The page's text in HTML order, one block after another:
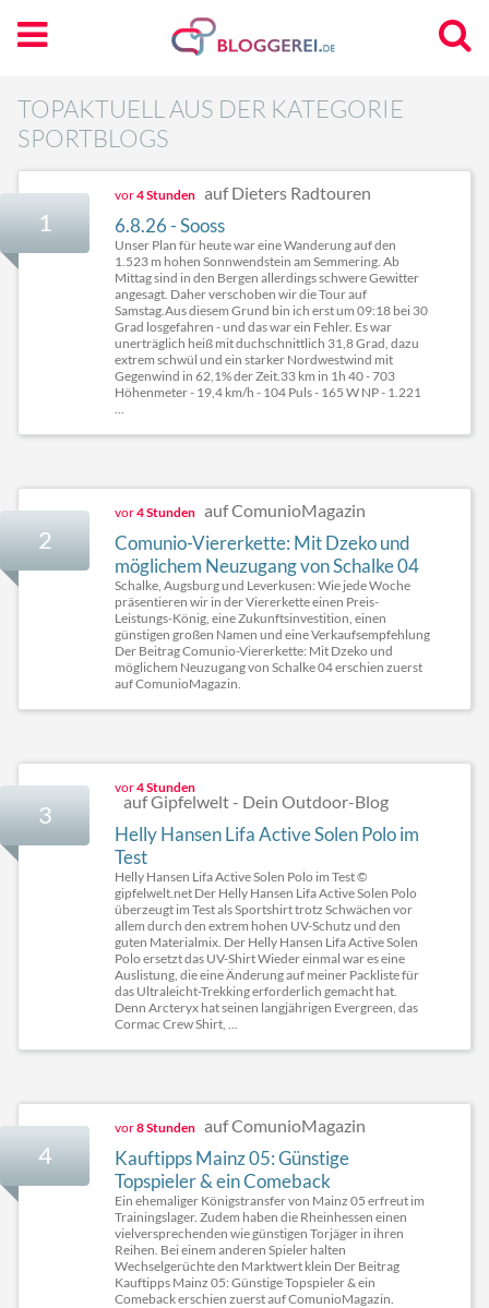
TOPAKTUELL AUS DER KATEGORIE
SPORTBLOGS
1
vor4 Stunden auf Dieters Radtouren
6.8.26 - Sooss
Unser Plan für heute war eine Wanderung auf den
1.523 m hohen Sonnwendstein am Semmering. Ab
Mittag sind in den Bergen allerdings schwere Gewitter
angesagt. Daher verschoben wir die Tour auf
Samstag.Aus diesem Grund bin ich erst um 09:18 bei 30
Grad losgefahren - und das war ein Fehler. Es war
unerträglich heiß mit duchschnittlich 31,8 Grad, dazu
extrem schwül und ein starker Nordwestwind mit
Gegenwind in 62,1% der Zeit.33 km in 1h 40 - 703
Höhenmeter - 19,4 km/h - 104 Puls - 165 W NP - 1.221
2
vor4 Stunden auf ComunioMagazin
Comunio-Viererkette: Mit Dzeko und
möglichem Neuzugang von Schalke 04
Schalke, Augsburg und Leverkusen: Wie jede Woche
präsentieren wir in der Viererkette einen Preis-
Leistungs-König, eine Zukunftsinvestition, einen
günstigen großen Namen und eine Verkaufsempfehlung
Der Beitrag Comunio-Viererkette: Mit Dzeko und
möglichem Neuzugang von Schalke 04 erschien zuerst
auf ComunioMagazin.
3
vor4 Stunden
auf Gipfelwelt - Dein Outdoor-Blog
Helly Hansen Lifa Active Solen Polo im
Test
Helly Hansen Lifa Active Solen Polo im Test ©
gipfelwelt.net Der Helly Hansen Lifa Active Solen Polo
überzeugt im Test als Sportshirt trotz Schwächen vor
allem durch den extrem hohen UV-Schutz und den
guten Materialmix. Der Helly Hansen Lifa Active Solen
Polo ersetzt das UV-Shirt Wieder einmal war es eine
Auslistung, die eine Änderung auf meiner Packliste für
das Ultraleicht-Trekking erforderlich gemacht hat.
Denn Arcteryx hat seinen langjährigen Evergreen, das
Cormac Crew Shirt, ...
4
vor8 Stunden auf ComunioMagazin
Kauftipps Mainz 05: Günstige
Topspieler & ein Comeback
Ein ehemaliger Königstransfer von Mainz 05 erfreut im
Trainingslager. Zudem haben die Rheinhessen einen
vielversprechenden wie günstigen Torjäger in ihren
Reihen. Bei einem anderen Spieler halten
Wechselgerüchte den Marktwert klein Der Beitrag
Kauftipps Mainz 05: Günstige Topspieler & ein
Comeback erschien zuerst auf ComunioMagazin.